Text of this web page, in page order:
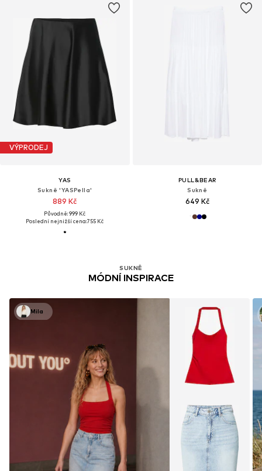
VÝPRODEJ
YAS
Sukně 'YASPella'
889 Kč
Původně: 999 Kč
Poslední nejnižší cena:755 Kč
PULL&BEAR
Sukně
649 Kč
SUKNĚ
MÓDNÍ INSPIRACE
Mila